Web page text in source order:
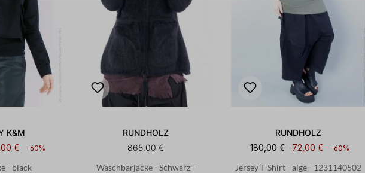
K&M
€ -60%
- black
RUNDHOLZ
865,00 €
Waschbärjacke - Schwarz -
RUNDHOLZ
180,00 €
72,00 € -60%
Jersey T-Shirt - alge - 1231140502